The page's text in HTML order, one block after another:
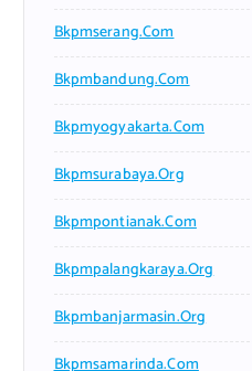
Bkpmserang.com
Bkpmbandung.com
Bkpmyogyakarta.com
Bkpmsurabaya.org
Bkpmpontianak.com
Bkpmpalangkaraya.org
Bkpmbanjarmasin.org
Bkpmsamarinda.com